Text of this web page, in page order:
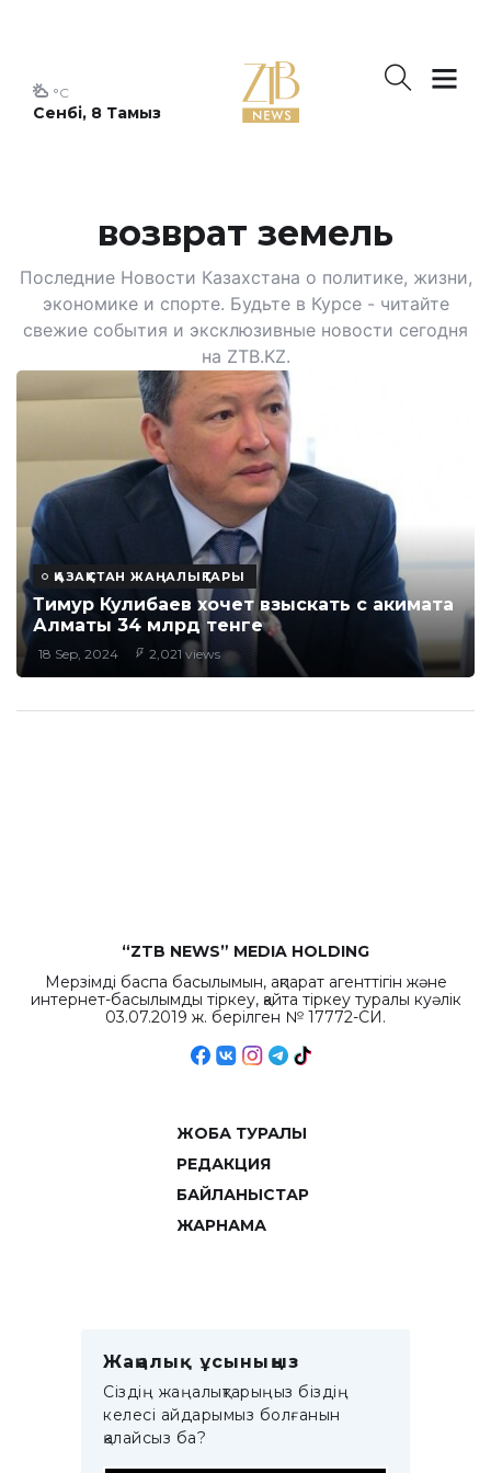
Сенбі, 8 Тамыз
°C
возврат земель
Последние Новости Казахстана о политике, жизни,
экономике и спорте. Будьте в Курсе - читайте
свежие события и эксклюзивные новости сегодня
на ZTB.KZ.
ҚАЗАҚСТАН ЖАҢАЛЫҚТАРЫ
Тимур Кулибаев хочет взыскать с акимата
Алматы 34 млрд тенге
18 Sep, 2024 2,021 views
“ZTB NEWS” MEDIA HOLDING
Мерзімді баспа басылымын, ақпарат агенттігін және
интернет-басылымды тіркеу, қайта тіркеу туралы куәлік
03.07.2019 ж. берілген № 17772-СИ.
ЖОБА ТУРАЛЫ
РЕДАКЦИЯ
БАЙЛАНЫСТАР
ЖАРНАМА
Жаңалық ұсыныңыз
Сіздің жаңалықтарыңыз біздің
келесі айдарымыз болғанын
қалайсыз ба?